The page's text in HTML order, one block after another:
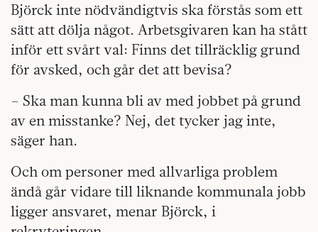
Björck inte nödvändigtvis ska förstås som ett
sätt att dölja något. Arbetsgivaren kan ha stått
inför ett svårt val: Finns det tillräcklig grund
för avsked, och går det att bevisa?
– Ska man kunna bli av med jobbet på grund
av en misstanke? Nej, det tycker jag inte,
säger han.
Och om personer med allvarliga problem
ändå går vidare till liknande kommunala jobb
ligger ansvaret, menar Björck, i